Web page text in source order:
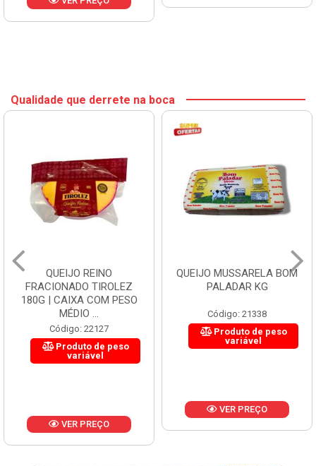
Qualidade que derrete na boca
QUEIJO REINO
FRACIONADO TIROLEZ
180G | CAIXA COM PESO
MÉDIO ...
Código: 22127
Produto de peso
variável
VER PREÇO
QUEIJO MUSSARELA BOM
PALADAR KG
Código: 21338
Produto de peso
variável
VER PREÇO